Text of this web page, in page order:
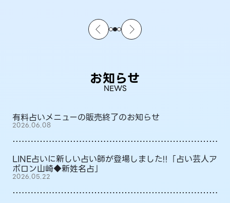
お知らせ
NEWS
有料占いメニューの販売終了のお知らせ
2026.06.08
LINE占いに新しい占い師が登場しました!!「占い芸人ア
ポロン山崎◆新姓名占」
2026.05.22